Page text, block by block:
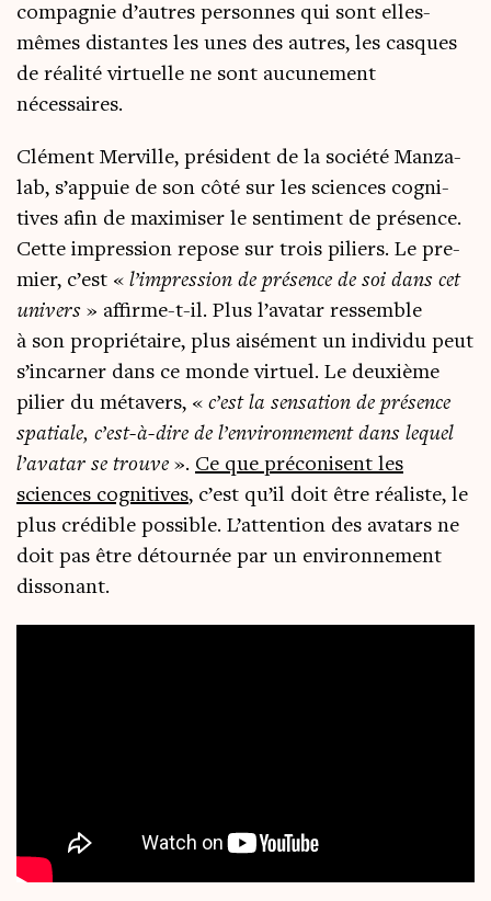
com­pa­gnie d’autres per­sonnes qui sont elles-
mêmes dis­tantes les unes des autres, les casques
de réa­li­té vir­tuelle ne sont aucu­ne­ment
nécessaires.
Clé­ment Mer­ville, pré­sident de la socié­té Man­za­
lab, s’ap­puie de son côté sur les sciences cog­ni­
tives afin de maxi­mi­ser le sen­ti­ment de pré­sence.
Cette impres­sion repose sur trois piliers. Le pre­
mier, c’est « l’impression de pré­sence de soi dans cet
uni­vers » affirme-t-il. Plus l’a­va­tar res­semble
à son pro­prié­taire, plus aisé­ment un indi­vi­du peut
s’in­car­ner dans ce monde vir­tuel. Le deuxième
pilier du méta­vers, « c’est la sen­sa­tion de pré­sence
spa­tiale, c’est-à-dire de l’en­vi­ron­ne­ment dans lequel
l’avatar se trouve ». Ce que pré­co­nisent les
sciences cog­ni­tives, c’est qu’il doit être réa­liste, le
plus cré­dible pos­sible. L’attention des ava­tars ne
doit pas être détour­née par un envi­ron­ne­ment
dissonant.